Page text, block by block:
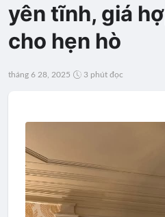
yên tĩnh, giá
cho hẹn hò
tháng 6 28, 2025 3 phút đọc